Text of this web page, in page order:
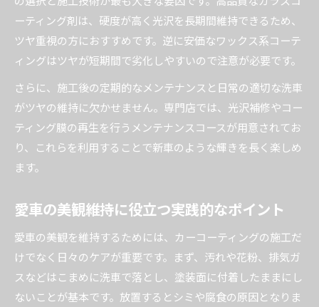
ーティング剤は、硬度が高く光沢を長期間維持できるため、
ツヤ重視の方におすすめです。逆に安価なワックス系コーテ
ィングはツヤが短期間で劣化しやすいので注意が必要です。
さらに、施工後の定期的なメンテナンスと日常の適切な洗車
がツヤの維持に欠かせません。専門店では、光沢補修やコー
ティング膜の再生を行うメンテナンスコースが用意されてお
り、これらを利用することで新車のような輝きを長く楽しめ
ます。
愛車の美観維持に役立つ実践的なポイント
愛車の美観を維持するためには、カーコーティングの施工だ
けでなく日々のケアが重要です。まず、汚れや花粉、排気ガ
スなどはこまめに洗車で落とし、塗装面に付着したままにし
ないことが基本です。放置するとシミや腐食の原因となりま